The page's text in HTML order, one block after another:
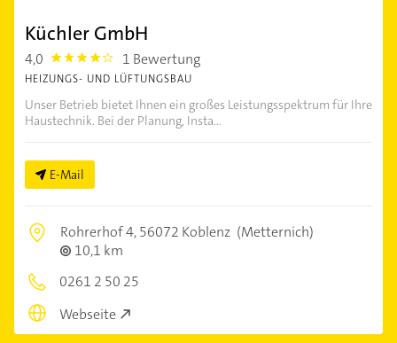
Küchler GmbH
4,0 4.0 1 Bewertung
HEIZUNGS- UND LÜFTUNGSBAU
Unser Betrieb bietet Ihnen ein großes Leistungsspektrum für Ihre
Haustechnik. Bei der Planung, Insta...
E-Mail
Rohrerhof 4,56072 Koblenz (Metternich)
10,1 km
0261 2 50 25
Webseite